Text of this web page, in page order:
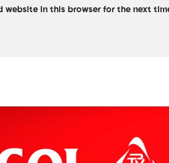
website in this browser for the next